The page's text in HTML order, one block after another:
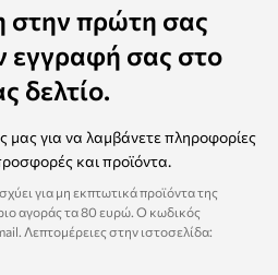
στην πρώτη σας
εγγραφή σας στο
δελτίο.
μας για να λαμβάνετε πληροφορίες
και προϊόντα.
για μη εκπτωτικά προϊόντα της
αγοράς τα 80 ευρώ. Ο κωδικός
Λεπτομέρειες στην ιστοσελίδα: